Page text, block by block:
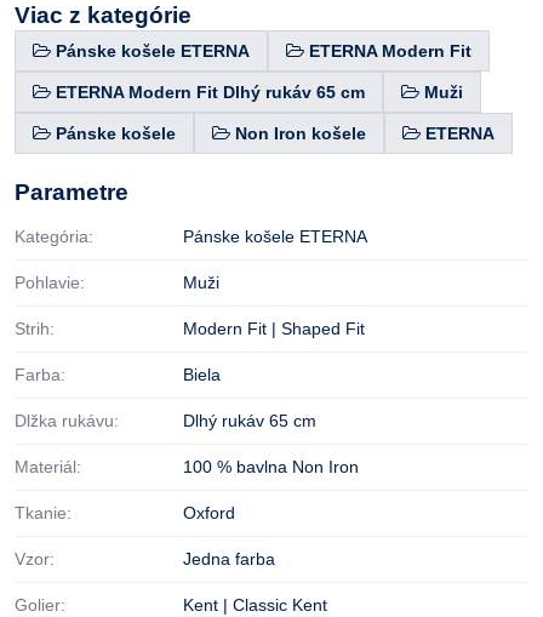
Viac z kategórie
Pánske košele ETERNA ETERNA Modern Fit
ETERNA Modern Fit Dlhý rukáv 65 cm Muži
Pánske košele Non Iron košele ETERNA
Parametre
Kategória: Pánske košele ETERNA
Pohlavie: Muži
Strih: Modern Fit | Shaped Fit
Farba: Biela
Dlžka rukávu: Dlhý rukáv 65 cm
Materiál: 100 % bavlna Non Iron
Tkanie: Oxford
Vzor: Jedna farba
Golier: Kent | Classic Kent